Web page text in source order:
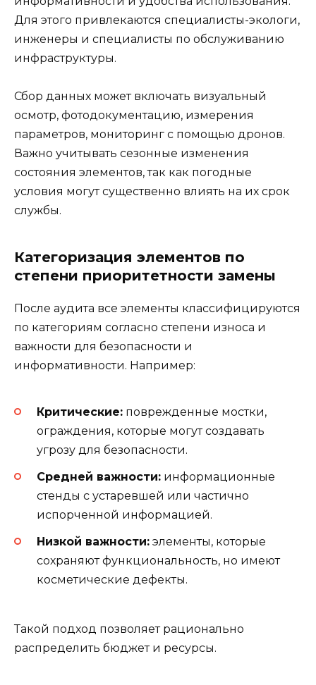
Для этого привлекаются специалисты-экологи,
инженеры и специалисты по обслуживанию
инфраструктуры.
Сбор данных может включать визуальный
осмотр, фотодокументацию, измерения
параметров, мониторинг с помощью дронов.
Важно учитывать сезонные изменения
состояния элементов, так как погодные
условия могут существенно влиять на их срок
службы.
Категоризация элементов по
степени приоритетности замены
После аудита все элементы классифицируются
по категориям согласно степени износа и
важности для безопасности и
информативности. Например:
Критические: поврежденные мостки,
ограждения, которые могут создавать
угрозу для безопасности.
Средней важности: информационные
стенды с устаревшей или частично
испорченной информацией.
Низкой важности: элементы, которые
сохраняют функциональность, но имеют
косметические дефекты.
Такой подход позволяет рационально
распределить бюджет и ресурсы.